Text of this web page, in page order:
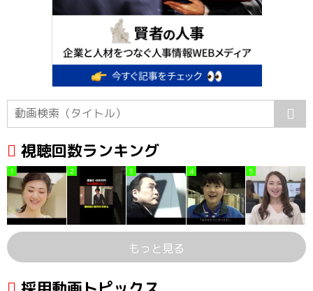
視聴回数ランキング
1 2 3 4 5
もっと見る